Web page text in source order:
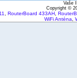
Vaše
Copyright ©
RouterBoard 433AH
WiFi Anténa